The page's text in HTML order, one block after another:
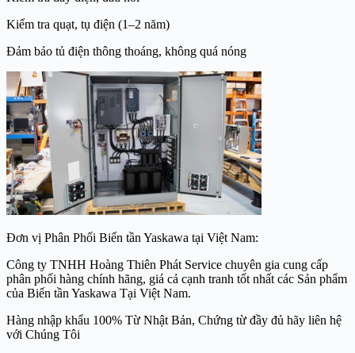
Kiểm tra quạt, tụ điện (1–2 năm)
Đảm bảo tủ điện thông thoáng, không quá nóng
Đơn vị Phân Phối Biến tần Yaskawa tại Việt Nam:
Công ty TNHH Hoàng Thiên Phát Service chuyên gia cung cấp
phân phối hàng chính hãng, giá cả cạnh tranh tốt nhất các Sản phẩm
của Biến tần Yaskawa Tại Việt Nam.
Hàng nhập khẩu 100% Từ Nhật Bản, Chứng từ đầy đủ hãy liên hệ
với Chúng Tôi